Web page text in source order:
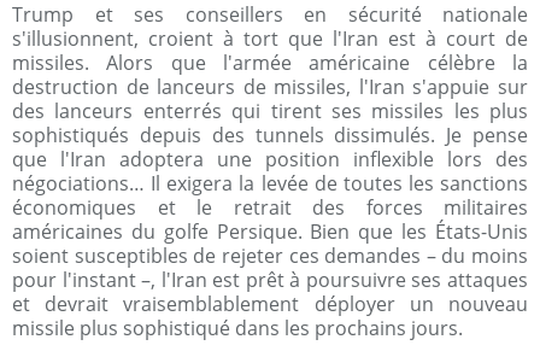
Trump et ses conseillers en sécurité nationale
s'illusionnent, croient à tort que l'Iran est à court de
missiles. Alors que l'armée américaine célèbre la
destruction de lanceurs de missiles, l'Iran s'appuie sur
des lanceurs enterrés qui tirent ses missiles les plus
sophistiqués depuis des tunnels dissimulés. Je pense
que l'Iran adoptera une position inflexible lors des
négociations… Il exigera la levée de toutes les sanctions
économiques et le retrait des forces militaires
américaines du golfe Persique. Bien que les États-Unis
soient susceptibles de rejeter ces demandes – du moins
pour l'instant –, l'Iran est prêt à poursuivre ses attaques
et devrait vraisemblablement déployer un nouveau
missile plus sophistiqué dans les prochains jours.